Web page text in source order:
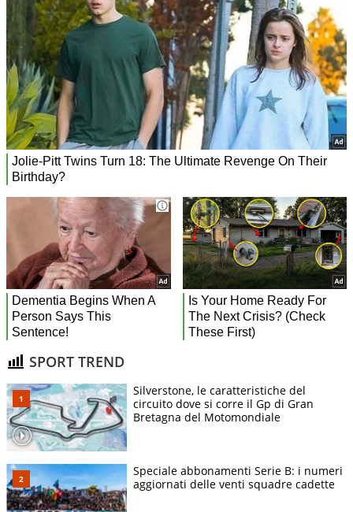
SPORT TREND
Silverstone, le caratteristiche del
circuito dove si corre il Gp di Gran
Bretagna del Motomondiale
Speciale abbonamenti Serie B: i numeri
aggiornati delle venti squadre cadette